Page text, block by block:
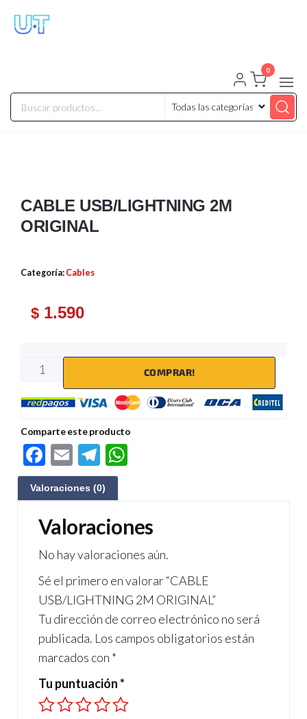
0
CABLE USB/LIGHTNING 2M
ORIGINAL
Categoría: Cables
$ 1.590
COMPRAR!
Comparte este producto
F
ac
e
b
o
o
k
E
m
ail
Te
le
gr
a
m
s
A
p
p
Valoraciones (0)
Valoraciones
No hay valoraciones aún.
Sé el primero en valorar “CABLE
USB/LIGHTNING 2M ORIGINAL”
Tu dirección de correo electrónico no será
publicada. Los campos obligatorios están
marcados con *
Tu puntuación*